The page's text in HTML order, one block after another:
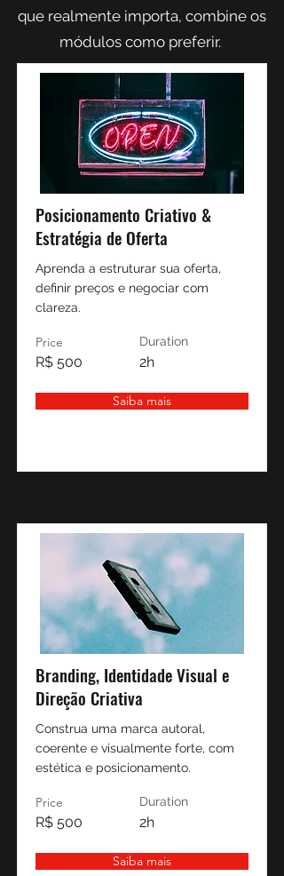
que realmente importa, combine os
módulos como preferir.
Posicionamento Criativo &
Estratégia de Oferta
Aprenda a estruturar sua oferta,
definir preços e negociar com
clareza.
Price
R$ 500
Duration
2h
Saiba mais
Branding, Identidade Visual e
Direção Criativa
Construa uma marca autoral,
coerente e visualmente forte, com
estética e posicionamento.
Price
R$ 500
Duration
2h
Saiba mais